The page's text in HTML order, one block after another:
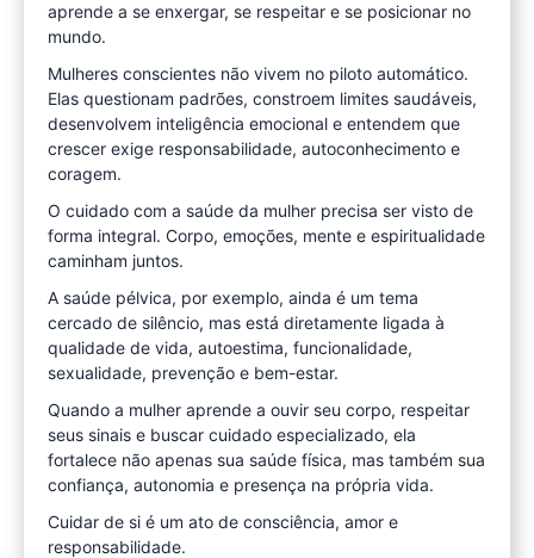
aprende a se enxergar, se respeitar e se posicionar no
mundo.
Mulheres conscientes não vivem no piloto automático.
Elas questionam padrões, constroem limites saudáveis,
desenvolvem inteligência emocional e entendem que
crescer exige responsabilidade, autoconhecimento e
coragem.
O cuidado com a saúde da mulher precisa ser visto de
forma integral. Corpo, emoções, mente e espiritualidade
caminham juntos.
A saúde pélvica, por exemplo, ainda é um tema
cercado de silêncio, mas está diretamente ligada à
qualidade de vida, autoestima, funcionalidade,
sexualidade, prevenção e bem-estar.
Quando a mulher aprende a ouvir seu corpo, respeitar
seus sinais e buscar cuidado especializado, ela
fortalece não apenas sua saúde física, mas também sua
confiança, autonomia e presença na própria vida.
Cuidar de si é um ato de consciência, amor e
responsabilidade.